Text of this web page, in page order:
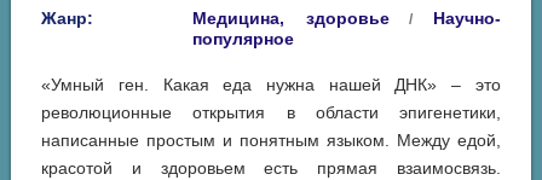
Жанр:
Медицина, здоровье/
Научно-
популярное
«Умный ген. Какая еда нужна нашей ДНК» – это
революционные открытия в области эпигенетики,
написанные простым и понятным языком. Между едой,
красотой и здоровьем есть прямая взаимосвязь.